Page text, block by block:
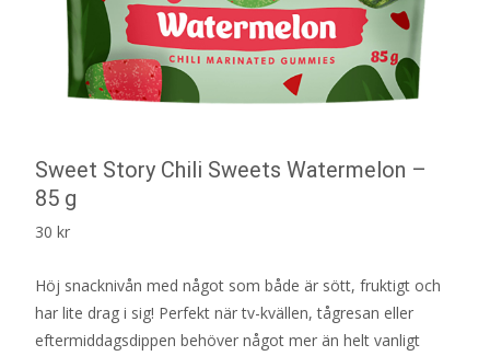
Sweet Story Chili Sweets Watermelon –
85 g
30 kr
Höj snacknivån med något som både är sött, fruktigt och
har lite drag i sig! Perfekt när tv-kvällen, tågresan eller
eftermiddagsdippen behöver något mer än helt vanligt